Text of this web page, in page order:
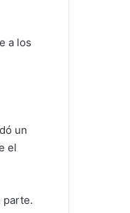
a los
un
el
parte.